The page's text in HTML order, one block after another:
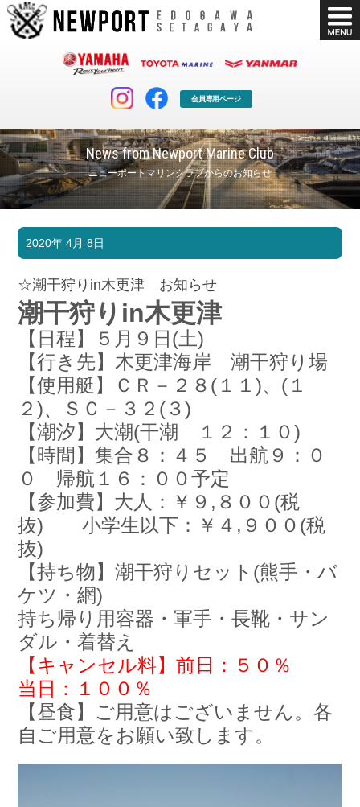
会員専用ページ
News from Newport Marine Club
ニューポートマリンクラブからのお知らせ
マリンクラブ
マリンライフを堪能したい！
ボート販売
ボート免許
長年の実績と信頼！
店舗情報
Shop Info.
お問い合わせ
Contact us
会社概要
Company
採用情報
Recruit
リンク集
2020年 4月 8日
☆潮干狩りin木更津 お知らせ
潮干狩りin木更津
【日程】５月９日(土)
【行き先】木更津海岸 潮干狩り場
【使用艇】ＣＲ－２８(１１)、(１
２)、ＳＣ－３２(３)
【潮汐】大潮(干潮 １２：１０)
【時間】集合８：４５ 出航９：０
０ 帰航１６：００予定
【参加費】大人：￥９,８００(税
抜) 小学生以下：￥４,９００(税
抜)
【持ち物】潮干狩りセット(熊手・バ
ケツ・網)
持ち帰り用容器・軍手・長靴・サン
ダル・着替え
【キャンセル料】前日：５０％
当日：１００％
【昼食】ご用意はございません。各
自ご用意をお願い致します。